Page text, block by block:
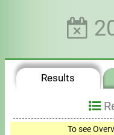
- - -
InvoicesResults
To see